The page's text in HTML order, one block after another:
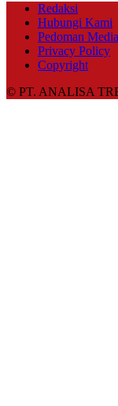
Redaksi
Hubungi Kami
Pedoman
Privacy Policy
Copyright
© PT. ANALISA